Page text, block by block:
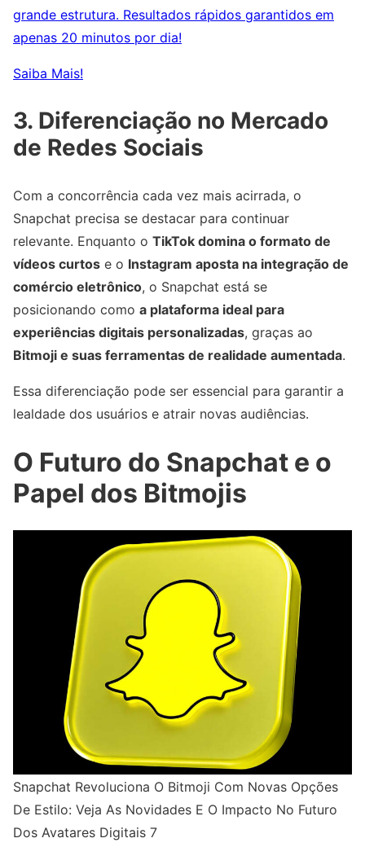
grande estrutura. Resultados rápidos garantidos em
apenas 20 minutos por dia!
Saiba Mais!
3. Diferenciação no Mercado
de Redes Sociais
Com a concorrência cada vez mais acirrada, o
Snapchat precisa se destacar para continuar
relevante. Enquanto o TikTok domina o formato de
vídeos curtos e o Instagram aposta na integração de
comércio eletrônico, o Snapchat está se
posicionando como a plataforma ideal para
experiências digitais personalizadas, graças ao
Bitmoji e suas ferramentas de realidade aumentada.
Essa diferenciação pode ser essencial para garantir a
lealdade dos usuários e atrair novas audiências.
O Futuro do Snapchat e o
Papel dos Bitmojis
Snapchat Revoluciona O Bitmoji Com Novas Opções
De Estilo: Veja As Novidades E O Impacto No Futuro
Dos Avatares Digitais 7